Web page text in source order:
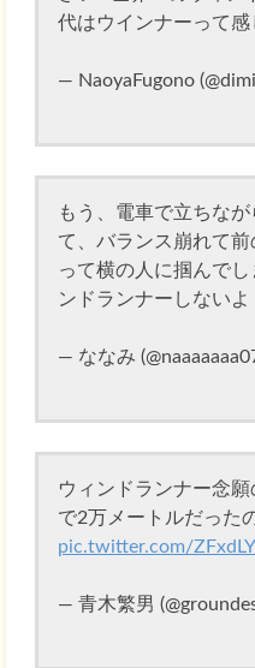
代はウインナーって感
— NaoyaFugono
もう、電車で立ちな
て、バランス崩れて
って横の人に掴んで
ンドランナーしないよ
— ななみ
ウィンドランナー念
で2万メートルだった
pic.twitter.com/
— 青木繁男